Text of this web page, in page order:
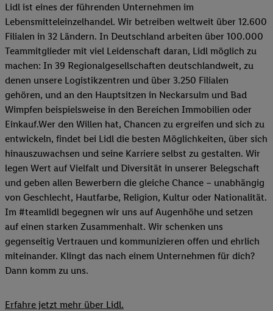
Lidl ist eines der führenden Unternehmen im
Lebensmitteleinzelhandel. Wir betreiben weltweit über 12.600
Filialen in 32 Ländern. In Deutschland arbeiten über 100.000
Teammitglieder mit viel Leidenschaft daran, Lidl möglich zu
machen: In 39 Regionalgesellschaften deutschlandweit, zu
denen unsere Logistikzentren und über 3.250 Filialen
gehören, und an den Hauptsitzen in Neckarsulm und Bad
Wimpfen beispielsweise in den Bereichen Immobilien oder
Einkauf.Wer den Willen hat, Chancen zu ergreifen und sich zu
entwickeln, findet bei Lidl die besten Möglichkeiten, über sich
hinauszuwachsen und seine Karriere selbst zu gestalten. Wir
legen Wert auf Vielfalt und Diversität in unserer Belegschaft
und geben allen Bewerbern die gleiche Chance – unabhängig
von Geschlecht, Hautfarbe, Religion, Kultur oder Nationalität.
Im #teamlidl begegnen wir uns auf Augenhöhe und setzen
auf einen starken Zusammenhalt. Wir schenken uns
gegenseitig Vertrauen und kommunizieren offen und ehrlich
miteinander. Klingt das nach einem Unternehmen für dich?
Dann komm zu uns.​
Erfahre jetzt mehr über Lidl.